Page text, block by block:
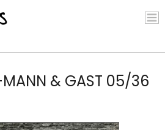
MANN & GAST 05/36